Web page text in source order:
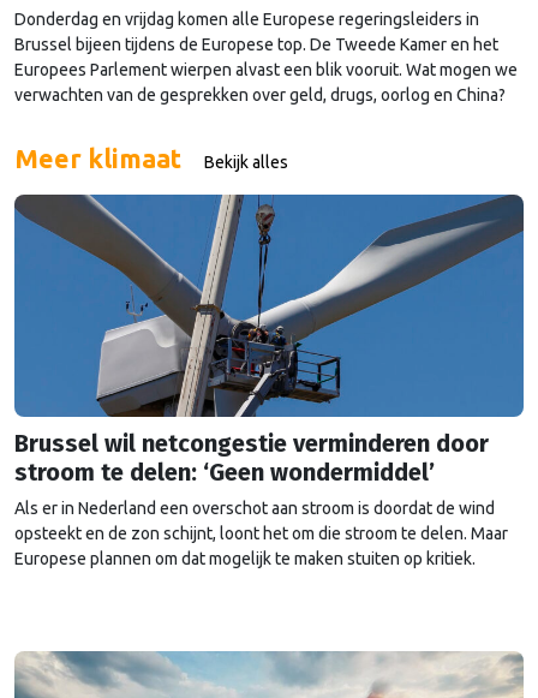
Donderdag en vrijdag komen alle Europese regeringsleiders in
Brussel bijeen tijdens de Europese top. De Tweede Kamer en het
Europees Parlement wierpen alvast een blik vooruit. Wat mogen we
verwachten van de gesprekken over geld, drugs, oorlog en China?
Meer klimaat Bekijk alles
Brussel wil netcongestie verminderen door
stroom te delen: ‘Geen wondermiddel’
Als er in Nederland een overschot aan stroom is doordat de wind
opsteekt en de zon schijnt, loont het om die stroom te delen. Maar
Europese plannen om dat mogelijk te maken stuiten op kritiek.